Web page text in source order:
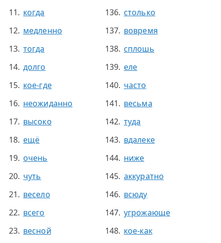
когда
медленно
тогда
долго
кое-где
неожиданно
высоко
ещё
очень
чуть
весело
всего
весной
столько
вовремя
сплошь
еле
часто
весьма
туда
вдалеке
ниже
аккуратно
всюду
угрожающе
кое-как